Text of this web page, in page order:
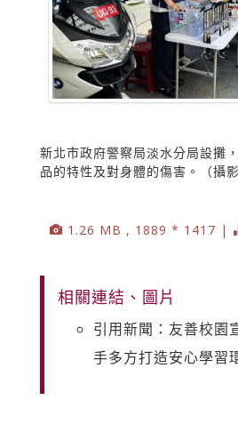
新北市政府警察局淡水分局設攤
品的特性及對身體的傷害。（攝影
1.26 MB , 1889 * 1417 |
相關連結、圖片
引用新聞：友善校園
手多方打造安心學習